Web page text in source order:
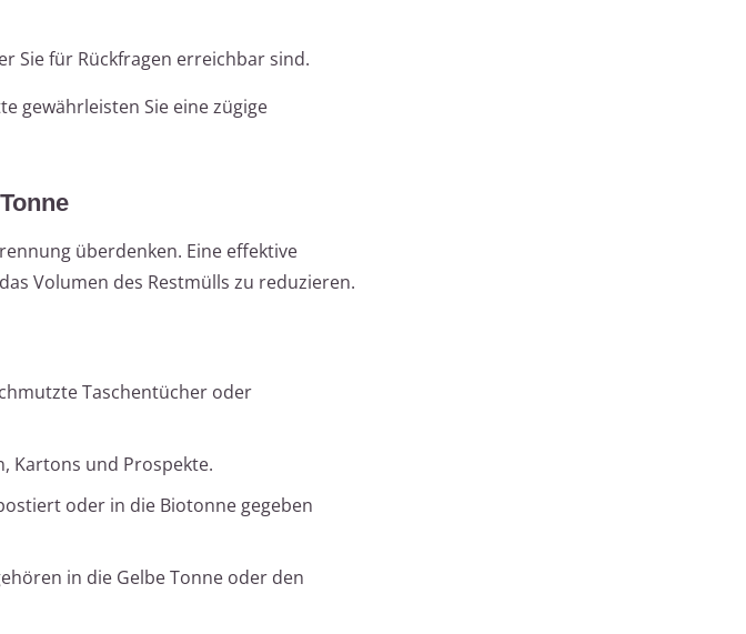
Sie für Rückfragen erreichbar sind.
gewährleisten Sie eine zügige
überdenken. Eine effektive
Volumen des Restmülls zu reduzieren.
Taschentücher oder
Kartons und Prospekte.
oder in die Biotonne gegeben
in die Gelbe Tonne oder den